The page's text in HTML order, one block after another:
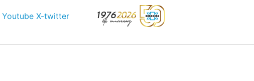
Youtube X-twitter